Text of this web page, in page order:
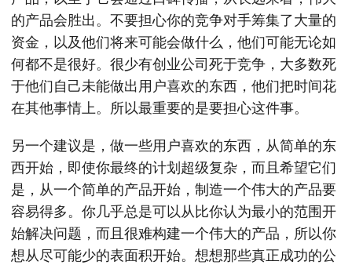
的产品会胜出。不要担心你的竞争对手筹集了大量的
资金，以及他们将来可能会做什么，他们可能无论如
何都不是很好。很少有创业公司死于竞争，大多数死
于他们自己未能做出用户喜欢的东西，他们把时间花
在其他事情上。所以最重要的是要担心这件事。
另一个建议是，做一些用户喜欢的东西，从简单的东
西开始，即使你最终的计划超级复杂，而且希望它们
是，从一个简单的产品开始，制造一个伟大的产品要
容易得多。你几乎总是可以从比你认为最小的范围开
始解决问题，而且很难构建一个伟大的产品，所以你
想从尽可能少的表面积开始。想想那些真正成功的公